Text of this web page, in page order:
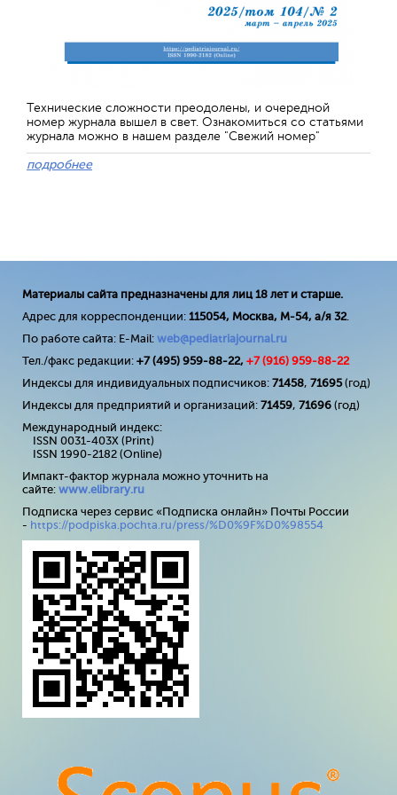
Технические сложности преодолены, и очередной
номер журнала вышел в свет. Ознакомиться со статьями
журнала можно в нашем разделе "Свежий номер"
подробнее
Материалы сайта предназначены для лиц 18 лет и старше.
Адрес для корреспонденции: 115054, Москва, М-54, а/я 32.
По работе сайта: E-Mail: web@pediatriajournal.ru
Тел./факс редакции: +7 (495) 959-88-22, +7 (916) 959-88-22
Индексы для индивидуальных подписчиков: 71458, 71695(год)
Индексы для предприятий и организаций: 71459, 71696 (год)
Международный индекс:
ISSN 0031-403X (Print)
ISSN 1990-2182 (Online)
Импакт-фактор журнала можно уточнить на
сайте: www.elibrary.ru
Подписка через сервис «Подписка онлайн» Почты России
- https://podpiska.pochta.ru/press/%D0%9F%D0%98554